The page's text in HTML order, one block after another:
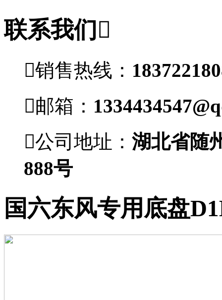
联系我们 
销售热线：
邮箱：
公司地址： 湖北省随
888号
国六东风专用底盘